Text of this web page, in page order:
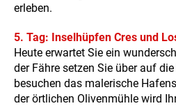
erleben.
5. Tag: Inselhüpfen Cres und
Heute erwartet Sie ein
der Fähre setzen Sie über auf
besuchen das malerische
der örtlichen Olivenmühle wird